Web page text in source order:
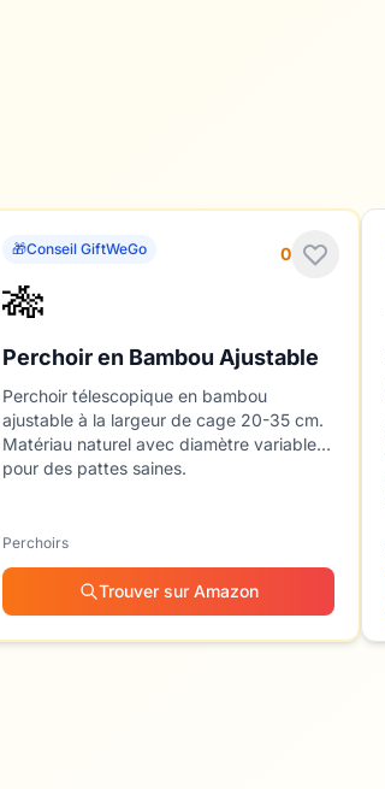
0
🎁Conseil GiftWeGo
🎋
Perchoir en Bambou Ajustable
Perchoir télescopique en bambou
ajustable à la largeur de cage 20-35 cm.
Matériau naturel avec diamètre variable
pour des pattes saines.
Perchoirs
Trouver sur Amazon